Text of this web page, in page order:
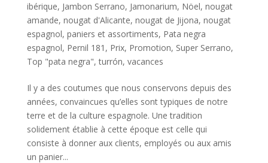
ibérique, Jambon Serrano, Jamonarium, Nöel, nougat
amande, nougat d'Alicante, nougat de Jijona, nougat
espagnol, paniers et assortiments, Pata negra
espagnol, Pernil 181 , Prix, Promotion, Super Serrano,
Top "pata negra",turrón, vacances
Il y a des coutumes que nous conservons depuis des
années, convaincues qu’elles sont typiques de notre
terre et de la culture espagnole. Une tradition
solidement établie à cette époque est celle qui
consiste à donner aux clients, employés ou aux amis
un panier...